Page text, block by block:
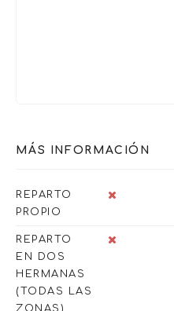
MÁS INFORMACIÓN
REPARTO
PROPIO
REPARTO
EN DOS
HERMANAS
(TODAS LAS